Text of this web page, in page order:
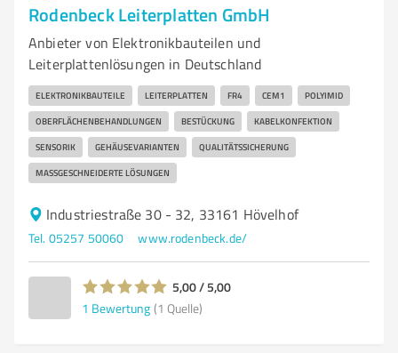
Rodenbeck Leiterplatten GmbH
Anbieter von Elektronikbauteilen und
Leiterplattenlösungen in Deutschland
ELEKTRONIKBAUTEILE LEITERPLATTEN FR4 CEM1 POLYIMID
OBERFLÄCHENBEHANDLUNGEN BESTÜCKUNG KABELKONFEKTION
SENSORIK GEHÄUSEVARIANTEN QUALITÄTSSICHERUNG
MASSGESCHNEIDERTE LÖSUNGEN
Industriestraße 30 - 32, 33161 Hövelhof
Tel. 05257 50060 www.rodenbeck.de/
5,00 / 5,00
1 Bewertung (1 Quelle)